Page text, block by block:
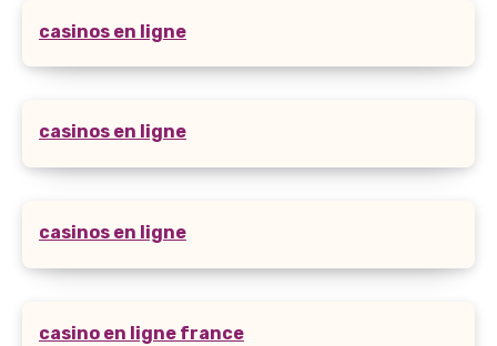
casinos en ligne
casinos en ligne
casinos en ligne
casino en ligne france